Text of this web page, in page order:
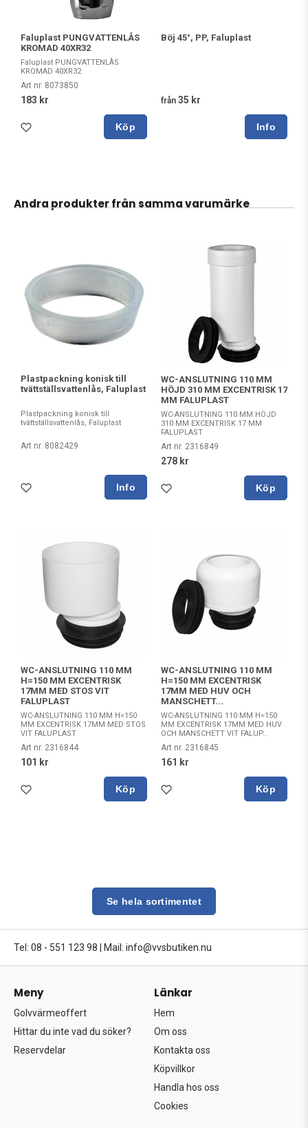
Faluplast PUNGVATTENLÅS
KROMAD 40XR32
Faluplast PUNGVATTENLÅS
KROMAD 40XR32
Art nr. 8073850
183 kr
Köp
Böj 45°, PP, Faluplast
från 35 kr
Andra produkter från samma varumärke
Plastpackning konisk till
tvättställsvattenlås, Faluplast
Plastpackning konisk till
tvättställsvattenlås, Faluplast
Art nr. 8082429
WC-ANSLUTNING 110 MM
HÖJD 310 MM EXCENTRISK 17
MM FALUPLAST
WC-ANSLUTNING 110 MM HÖJD
310 MM EXCENTRISK 17 MM
FALUPLAST
Art nr. 2316849
278 kr
Köp
WC-ANSLUTNING 110 MM
H=150 MM EXCENTRISK
17MM MED STOS VIT
FALUPLAST
WC-ANSLUTNING 110 MM H=150
MM EXCENTRISK 17MM MED STOS
VIT FALUPLAST
Art nr. 2316844
101 kr
Köp
WC-ANSLUTNING 110 MM
H=150 MM EXCENTRISK
17MM MED HUV OCH
MANSCHETT...
WC-ANSLUTNING 110 MM H=150
MM EXCENTRISK 17MM MED HUV
OCH MANSCHETT VIT FALUP...
Art nr. 2316845
161 kr
Köp
Se hela sortimentet
Tel: 08 - 551 123 98 Mail: info@vvsbutiken.nu
Meny
Golvvärmeoffert
Hittar du inte vad du söker?
Reservdelar
Länkar
Hem
Om oss
Kontakta oss
Köpvillkor
Handla hos oss
Cookies